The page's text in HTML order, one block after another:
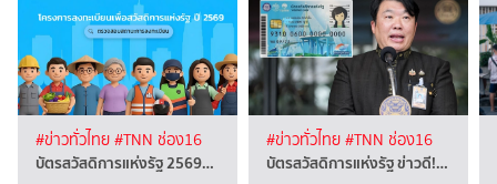
#ข่าวทั่วไทย#TNN ช่อง16
บัตรสวัสดิการแห่งรัฐ 2569…
#ข่าวทั่วไทย#TNN ช่อง16
บัตรสวัสดิการแห่งรัฐ ข่าวดี!…